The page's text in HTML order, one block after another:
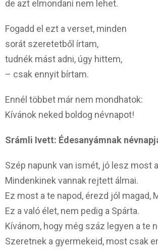
de azt elmondani nem lehet.
Fogadd el ezt a verset, minden
sorát szeretetből írtam,
tudnék mást adni, úgy hittem,
– csak ennyit bírtam.
Ennél többet már nem mondhatok:
Kívánok neked boldog névnapot!
Srámli Ivett: Édesanyámnak
Szép napunk van ismét, jó lesz most
Mindenkinek vannak rejtett álmai.
Ez most a te napod, érezd jól magad,
Ez a való élet, nem pedig a Spárta.
Kívánom, hogy még száz legyen a te
Szeretnek a gyermekeid, most csak